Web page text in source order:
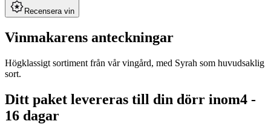
Recensera vin
Vinmakarens anteckningar
Högklassigt sortiment från vår vingård, med Syrah som huvudsaklig
sort.
Ditt paket levereras till din dörr inom4 -
16 dagar